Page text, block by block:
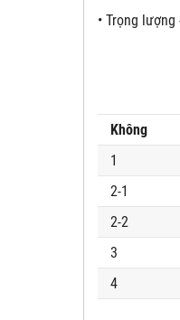
• Trọng
Không
1
2-1
2-2
3
4